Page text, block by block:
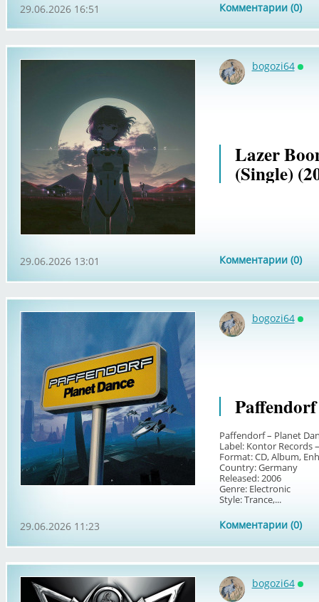
Комментарии (0)
29.06.2026 16:51
bogozi64
Lazer
(Single)
Комментарии (0)
29.06.2026 13:01
bogozi64
Paffendorf – Planet
Label: Kontor Records
Format: CD, Album,
Country: Germany
Released: 2006
Genre: Electronic
Style: Trance,...
Комментарии (0)
29.06.2026 11:23
bogozi64